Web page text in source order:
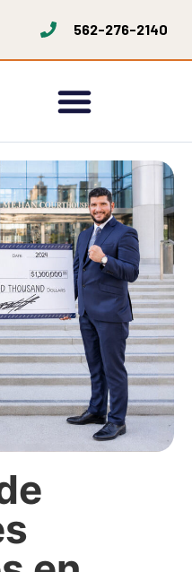
562-276-2140